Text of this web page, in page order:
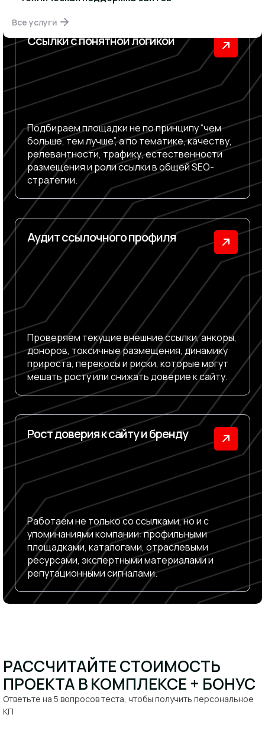
Все услуги
Ссылки с понятной логикой
Подбираем площадки не по принципу “чем
больше, тем лучше”, а по тематике, качеству,
релевантности, трафику, естественности
размещения и роли ссылки в общей SEO-
стратегии.
Аудит ссылочного профиля
Проверяем текущие внешние ссылки, анкоры,
доноров, токсичные размещения, динамику
прироста, перекосы и риски, которые могут
мешать росту или снижать доверие к сайту.
Рост доверия к сайту и бренду
Работаем не только со ссылками, но и с
упоминаниями компании: профильными
площадками, каталогами, отраслевыми
ресурсами, экспертными материалами и
репутационными сигналами.
РАССЧИТАЙТЕ СТОИМОСТЬ
ПРОЕКТА В КОМПЛЕКСЕ + БОНУС​
Ответьте на 5 вопросов теста, чтобы получить персональное
КП​